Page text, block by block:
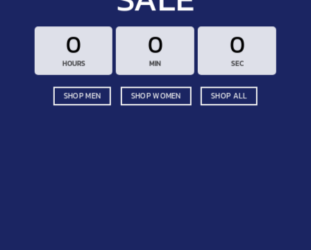
0
HOURS
0
MIN
0
SEC
SHOP MEN SHOP WOMEN SHOP ALL